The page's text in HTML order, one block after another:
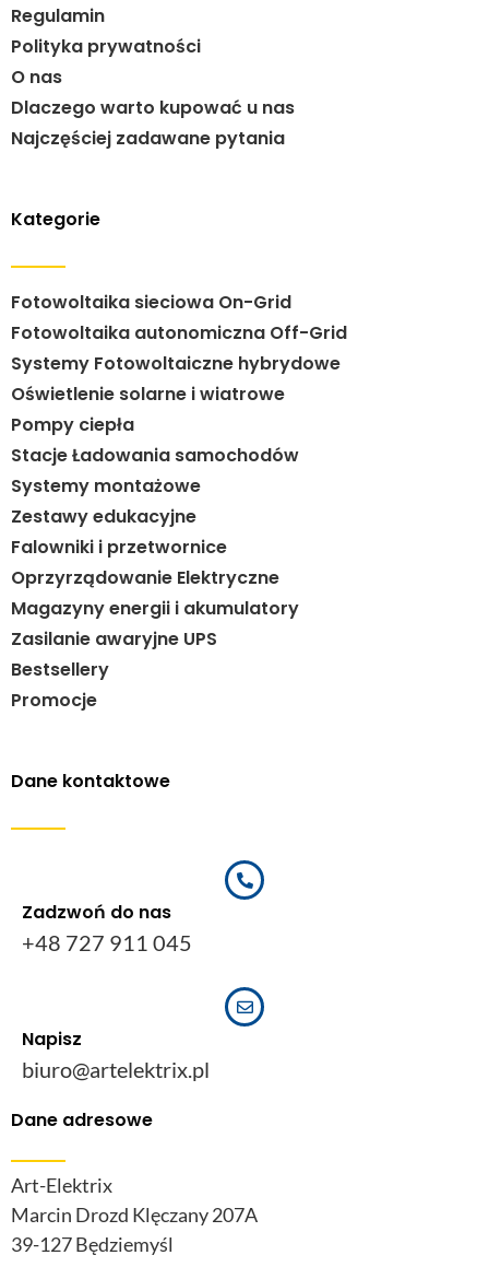
Regulamin
Polityka prywatności
O nas
Dlaczego warto kupować u nas
Najczęściej zadawane pytania
Kategorie
Fotowoltaika sieciowa On-Grid
Fotowoltaika autonomiczna Off-Grid
Systemy Fotowoltaiczne hybrydowe
Oświetlenie solarne i wiatrowe
Pompy ciepła
Stacje Ładowania samochodów
Systemy montażowe
Zestawy edukacyjne
Falowniki i przetwornice
Oprzyrządowanie Elektryczne
Magazyny energii i akumulatory
Zasilanie awaryjne UPS
Bestsellery
Promocje
Dane kontaktowe
Zadzwoń do nas
+48 727 911 045
Napisz
biuro@artelektrix.pl
Dane adresowe
Art-Elektrix
Marcin Drozd Klęczany 207A
39-127 Będziemyśl